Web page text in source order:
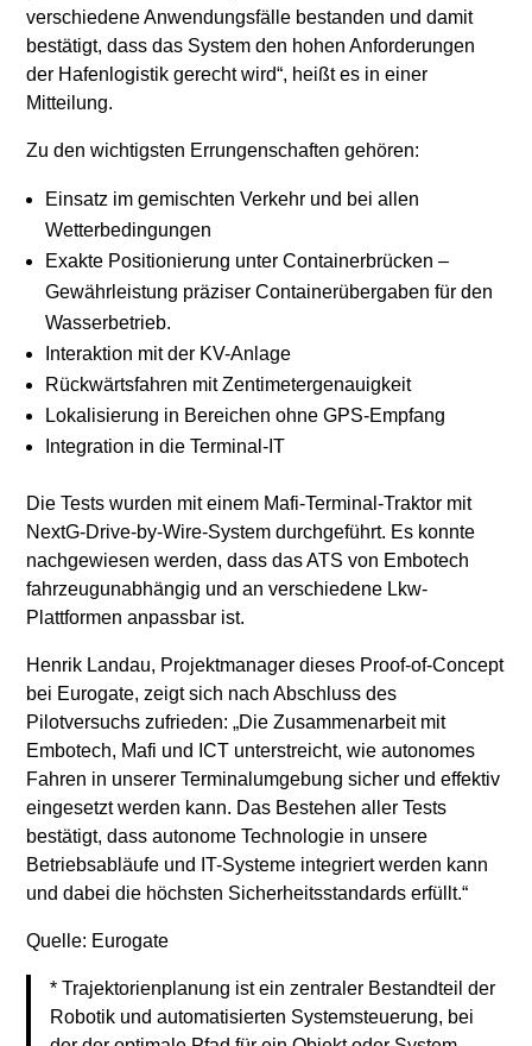
verschiedene Anwendungsfälle bestanden und damit
bestätigt, dass das System den hohen Anforderungen
der Hafenlogistik gerecht wird“, heißt es in einer
Mitteilung.
Zu den wichtigsten Errungenschaften gehören:
Einsatz im gemischten Verkehr und bei allen
Wetterbedingungen
Exakte Positionierung unter Containerbrücken –
Gewährleistung präziser Containerübergaben für den
Wasserbetrieb.
Interaktion mit der KV-Anlage
Rückwärtsfahren mit Zentimetergenauigkeit
Lokalisierung in Bereichen ohne GPS-Empfang
Integration in die Terminal-IT
Die Tests wurden mit einem Mafi-Terminal-Traktor mit
NextG-Drive-by-Wire-System durchgeführt. Es konnte
nachgewiesen werden, dass das ATS von Embotech
fahrzeugunabhängig und an verschiedene Lkw-
Plattformen anpassbar ist.
Henrik Landau, Projektmanager dieses Proof-of-Concept
bei Eurogate, zeigt sich nach Abschluss des
Pilotversuchs zufrieden: „Die Zusammenarbeit mit
Embotech, Mafi und ICT unterstreicht, wie autonomes
Fahren in unserer Terminalumgebung sicher und effektiv
eingesetzt werden kann. Das Bestehen aller Tests
bestätigt, dass autonome Technologie in unsere
Betriebsabläufe und IT-Systeme integriert werden kann
und dabei die höchsten Sicherheitsstandards erfüllt.“
Quelle: Eurogate
* Trajektorienplanung ist ein zentraler Bestandteil der
Robotik und automatisierten Systemsteuerung, bei